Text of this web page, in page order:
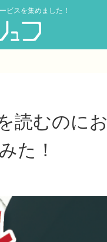
ビスを集めました！
読むのにお
た！